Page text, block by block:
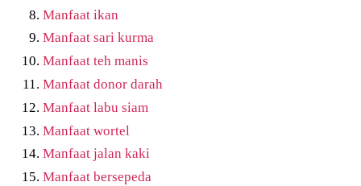
Manfaat ikan
Manfaat sari kurma
Manfaat teh manis
Manfaat donor darah
Manfaat labu siam
Manfaat wortel
Manfaat jalan kaki
Manfaat bersepeda